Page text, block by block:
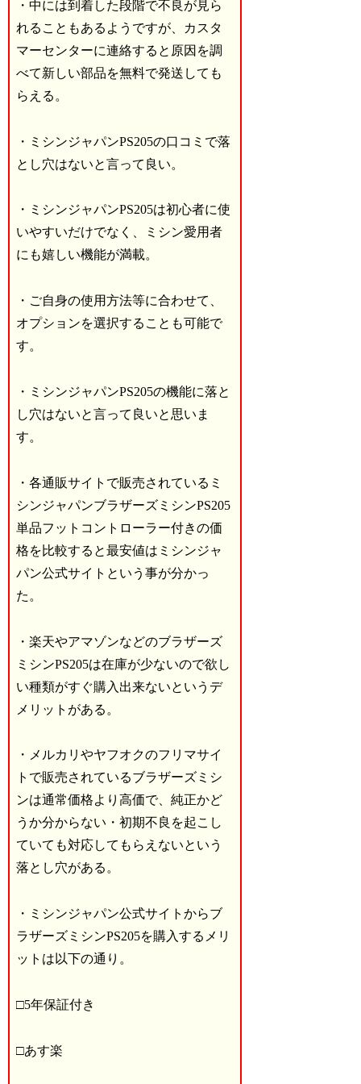
・中には到着した段階で不良が見ら
れることもあるようですが、カスタ
マーセンターに連絡すると原因を調
べて新しい部品を無料で発送しても
らえる。
・ミシンジャパンPS205の口コミで落
とし穴はないと言って良い。
・ミシンジャパンPS205は初心者に使
いやすいだけでなく、ミシン愛用者
にも嬉しい機能が満載。
・ご自身の使用方法等に合わせて、
オプションを選択することも可能で
す。
・ミシンジャパンPS205の機能に落と
し穴はないと言って良いと思いま
す。
・各通販サイトで販売されているミ
シンジャパンブラザーズミシンPS205
単品フットコントローラー付きの価
格を比較すると最安値はミシンジャ
パン公式サイトという事が分かっ
た。
・楽天やアマゾンなどのブラザーズ
ミシンPS205は在庫が少ないので欲し
い種類がすぐ購入出来ないというデ
メリットがある。
・メルカリやヤフオクのフリマサイ
トで販売されているブラザーズミシ
ンは通常価格より高価で、純正かど
うか分からない・初期不良を起こし
ていても対応してもらえないという
落とし穴がある。
・ミシンジャパン公式サイトからブ
ラザーズミシンPS205を購入するメリ
ットは以下の通り。
□5年保証付き
□あす楽